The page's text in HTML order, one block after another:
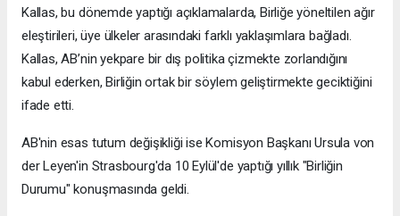
Kallas, bu dönemde yaptığı açıklamalarda, Birliğe yöneltilen ağır
eleştirileri, üye ülkeler arasındaki farklı yaklaşımlara bağladı.
Kallas, AB’nin yekpare bir dış politika çizmekte zorlandığını
kabul ederken, Birliğin ortak bir söylem geliştirmekte geciktiğini
ifade etti.
AB'nin esas tutum değişikliği ise Komisyon Başkanı Ursula von
der Leyen'in Strasbourg'da 10 Eylül'de yaptığı yıllık "Birliğin
Durumu" konuşmasında geldi.